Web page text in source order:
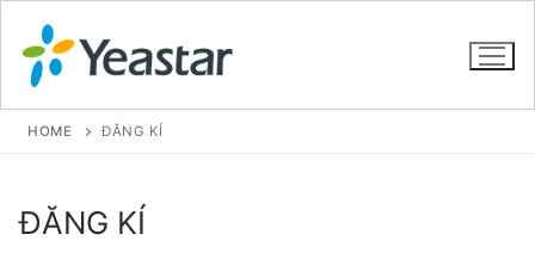
GIỚI THIỆU
HOME ĐĂNG KÍ
ĐĂNG KÍ